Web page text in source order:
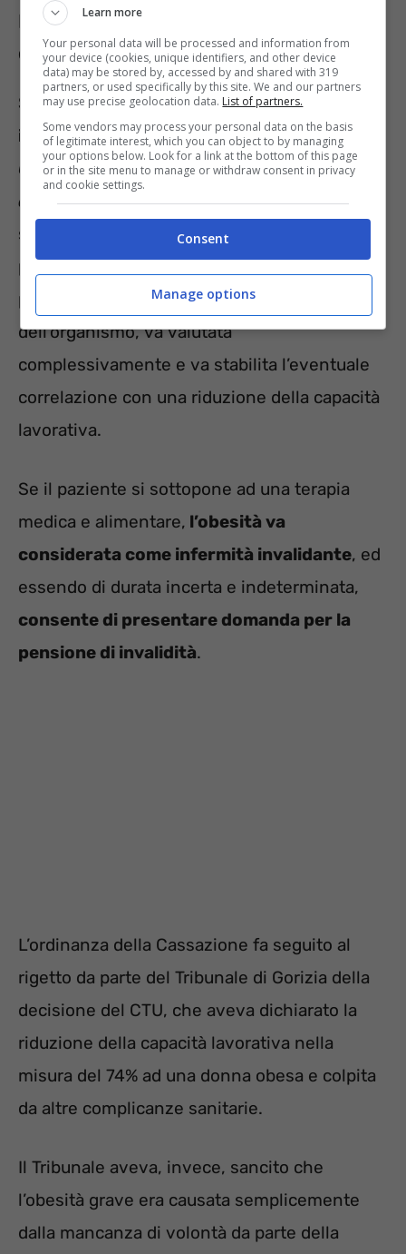
Pensione di invalidità per obesità: la
decisione della Corte di Cassazione
Sulla possibilità diottenere la pensione di
invalidità civile per obesitàè intervenuta la
Corte di Cassazione, con l’ordinanza n. 4684
del 2022. In tal occasione, i giudici hanno
specificato che, trattandosi di malattia
permanente, se l’obesità è causa di ulteriori
patologie o alterazioni delle funzioni
dell’organismo, va valutata
complessivamente e va stabilita l’eventuale
correlazione con una riduzione della capacità
lavorativa.
Se il paziente si sottopone ad una terapia
medica e alimentare, l’obesità va
considerata come infermità invalidante, ed
essendo di durata incerta e indeterminata,
consente di presentare domanda per la
pensione di invalidità.
L’ordinanza della Cassazione fa seguito al
rigetto da parte del Tribunale di Gorizia della
decisione del CTU, che aveva dichiarato la
riduzione della capacità lavorativa nella
misura del 74% ad una donna obesa e colpita
da altre complicanze sanitarie.
Il Tribunale aveva, invece, sancito che
l’obesità grave era causata semplicemente
dalla mancanza di volontà da parte della
Learn more
Your personal data will be processed and information from
your device (cookies, unique identifiers, and other device
data) may be stored by, accessed by and shared with 319
partners, or used specifically by this site. We and our partners
may use precise geolocation data. List of partners.
Some vendors may process your personal data on the basis
of legitimate interest, which you can object to by managing
your options below. Look for a link at the bottom of this page
or in the site menu to manage or withdraw consent in privacy
and cookie settings.
Consent
Manage options